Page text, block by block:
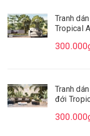
Tranh
Tropical
Tranh
đới